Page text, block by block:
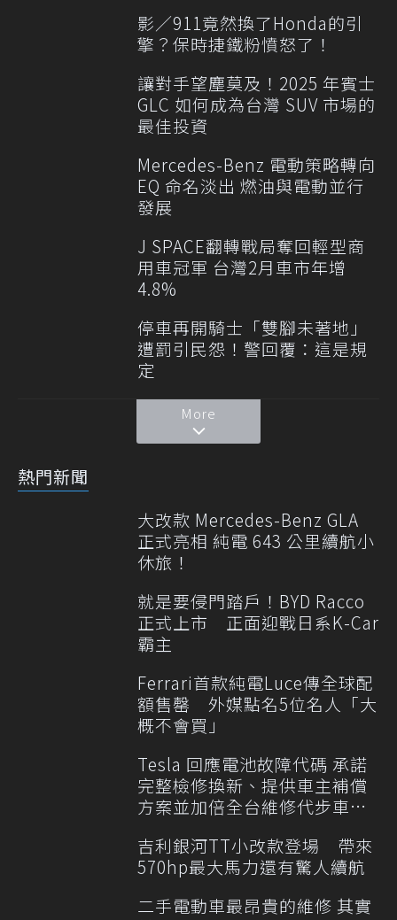
影／911竟然換了Honda的引
擎？保時捷鐵粉憤怒了！
讓對手望塵莫及！2025 年賓士
GLC 如何成為台灣 SUV 市場的
最佳投資
Mercedes-Benz 電動策略轉向
EQ 命名淡出 燃油與電動並行
發展
J SPACE翻轉戰局奪回輕型商
用車冠軍 台灣2月車市年增
4.8%
停車再開騎士「雙腳未著地」
遭罰引民怨！警回覆：這是規
定
More
熱門新聞
大改款 Mercedes-Benz GLA
正式亮相 純電 643 公里續航小
休旅！
就是要侵門踏戶！BYD Racco
正式上市 正面迎戰日系K-Car
霸主
Ferrari首款純電Luce傳全球配
額售罄 外媒點名5位名人「大
概不會買」
Tesla 回應電池故障代碼 承諾
完整檢修換新、提供車主補償
方案並加倍全台維修代步車數
吉利銀河TT小改款登場 帶來
570hp最大馬力還有驚人續航
二手電動車最昂貴的維修 其實